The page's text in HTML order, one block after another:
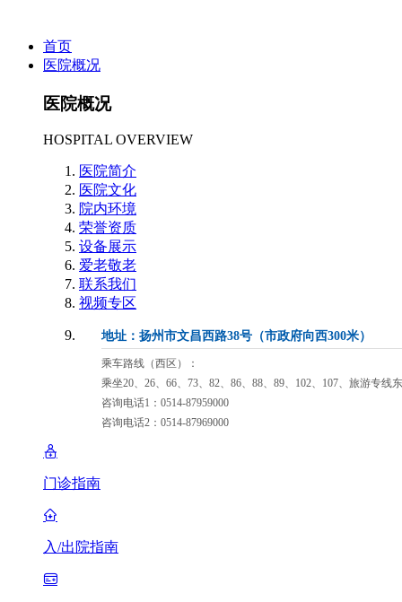
首页
医院概况
医院概况
HOSPITAL OVERVIEW
医院简介
医院文化
院内环境
荣誉资质
设备展示
爱老敬老
联系我们
视频专区
地址：扬州市文昌西路38号（市政府向西300米）
乘车路线（西区）：
乘坐20、26、66、73、82、86、88、89、102、107、旅游专线
咨询电话1：0514-87959000
咨询电话2：0514-87969000
门诊指南
入/出院指南